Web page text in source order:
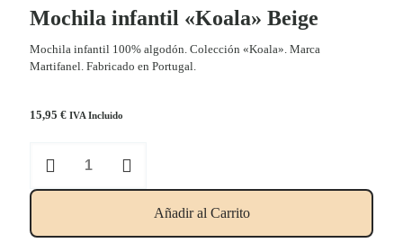
Mochila infantil «Koala» Beige
Mochila infantil 100% algodón. Colección «Koala». Marca
Martifanel. Fabricado en Portugal.
15,95 € IVA Incluido
Añadir al Carrito